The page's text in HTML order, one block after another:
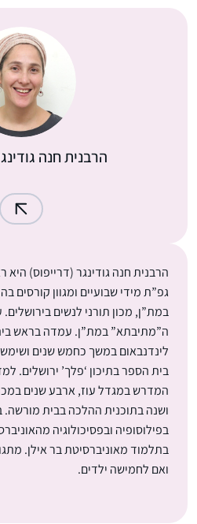
הרבנית חנה
הרבנית חנה גודינגר (דרייפוס)
גפ”ת מידי שבועיים ומגוון קורסים
במת”ן, מכון תורני לנשים
ה”מתיבתא” במת”ן. עמדה בראש
לינדנבאום במשך כחמש שנים
בית הספר בתיכון ‘פלך’ ירושלים.
המדרש במגדל עוז, ארבע שנים
ושנה בתוכנית ההלכה בבית מורשה.
בפילוסופיה ובפסיכולוגיה
בתלמוד מאוניברסיטת בר אילן.
ואם לחמישה ילדים.